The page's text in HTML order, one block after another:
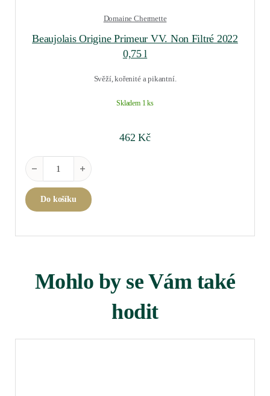
Domaine Chermette
Beaujolais Origine Primeur VV. Non Filtré 2022
0,75 l
Svěží, kořenité a pikantní.
Skladem 1 ks
462Kč
Beaujolais Origine Primeur VV. Non Filtré 2022 0,75 l množství
Do košíku
Mohlo by se Vám také
hodit